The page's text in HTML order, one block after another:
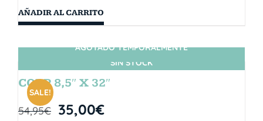
AÑADIR AL CARRITO
SIN STOCK
SALE!
AGOTADO TEMPORALMENTE
CORP 8,5″ X 32″
54,95€ 35,00€